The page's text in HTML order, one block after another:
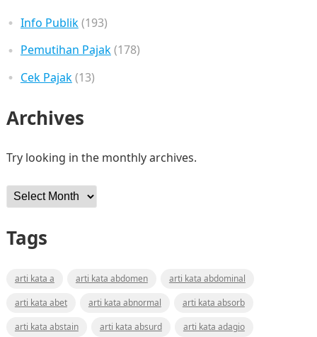
Info Publik(193)
Pemutihan Pajak(178)
Cek Pajak(13)
Archives
Try looking in the monthly archives.
Archives
Tags
arti kata a arti kata abdomen
arti kata abdominal
arti kata abet
arti kata abnormal
arti kata absorb
arti kata abstain
arti kata absurd
arti kata adagio